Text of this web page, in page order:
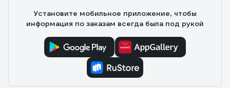
Установите мобильное приложение, чтобы
информация по заказам всегда была под рукой